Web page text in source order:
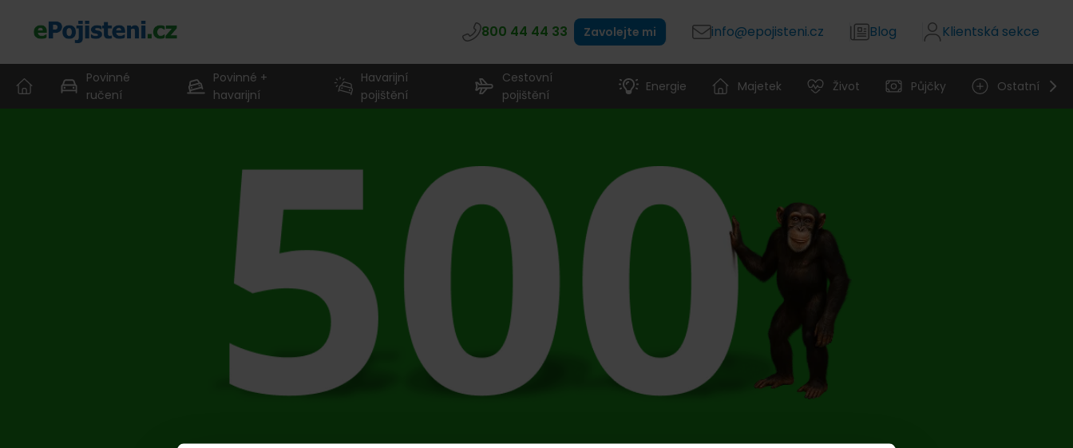
800 44 44 33 Zavolejte mi info@epojisteni.cz Blog Klientská sekce
Povinné
ručení
Povinné +
havarijní
Havarijní
pojištění
Cestovní
pojištění
Energie Majetek Život Půjčky Ostatní